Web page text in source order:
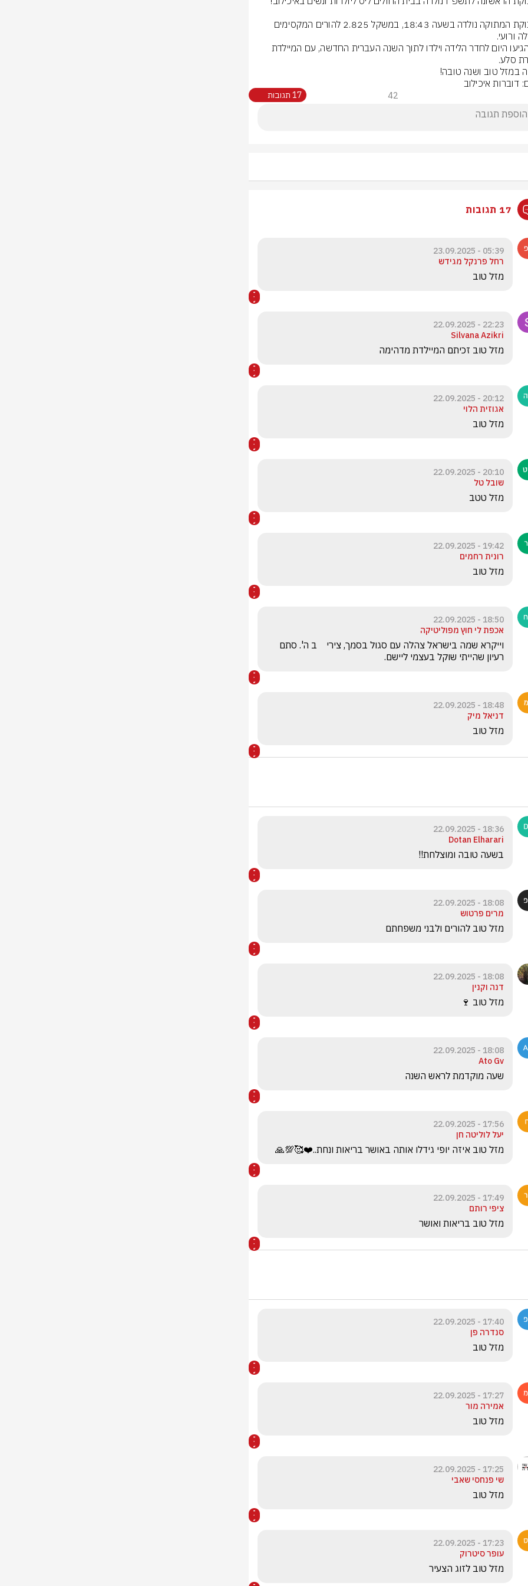
במזל טוב ושנה טובה!
דוברות איכילוב
42 17 תגובות
17 תגובות
05:39 - 23.09.2025
רחל פרנקל מגידש
מזל טוב
22:23 - 22.09.2025
Silvana Azikri
מזל טוב זכיתם המיילדת מדהימה
20:12 - 22.09.2025
אגוזית הלוי
מזל טוב
20:10 - 22.09.2025
שובל טל
מזל טטב
19:42 - 22.09.2025
רונית רחמים
מזל טוב
18:50 - 22.09.2025
אכפת לי חוץ מפוליטיקה
רעיון שהייתי שוקל בעצמי ליישם.
18:48 - 22.09.2025
דניאל מיק
מזל טוב
18:36 - 22.09.2025
Dotan Elharari
בשעה טובה ומוצלחת!!
18:08 - 22.09.2025
מרים פרטוש
מזל טוב להורים ולבני משפחתם
18:08 - 22.09.2025
דנה וקנין
מזל טוב 🍷
18:08 - 22.09.2025
Ato Gv
שעה מוקדמת לראש השנה
17:56 - 22.09.2025
יעל לוליטה חן
מזל טוב איזה יופי גידלו אותה באושר בריאות ונחת..❤️🥰💯🙏
17:49 - 22.09.2025
ציפי רותם
מזל טוב בריאות ואושר
17:40 - 22.09.2025
סנדרה פן
מזל טוב
17:27 - 22.09.2025
אמירה מור
מזל טוב
17:25 - 22.09.2025
שי פנחסי שאבי
מזל טוב
17:23 - 22.09.2025
עופר סיטרוק
מזל טוב לזוג הצעיר